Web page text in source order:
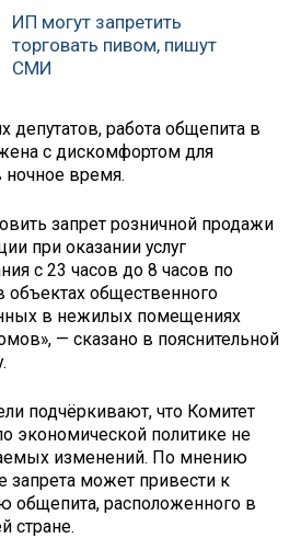
ИП могут запретить
торговать пивом, пишут
СМИ
депутатов, работа общепита в
с дискомфортом для
ночное время.
запрет розничной продажи
при оказании услуг
с 23 часов до 8 часов по
общественного
в нежилых помещениях
— сказано в пояснительной
подчёркивают, что Комитет
экономической политике не
изменений. По мнению
запрета может привести к
общепита, расположенного в
стране.